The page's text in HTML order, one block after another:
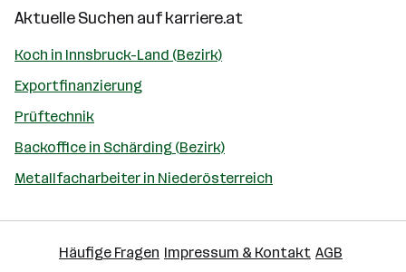
Aktuelle Suchen aufkarriere.at
Koch in Innsbruck-Land (Bezirk)
Exportfinanzierung
Prüftechnik
Backoffice in Schärding (Bezirk)
Metallfacharbeiter in Niederösterreich
Häufige Fragen Impressum & Kontakt AGB